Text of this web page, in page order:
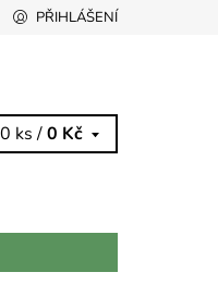
PŘIHLÁŠENÍ
0 ks /0 Kč